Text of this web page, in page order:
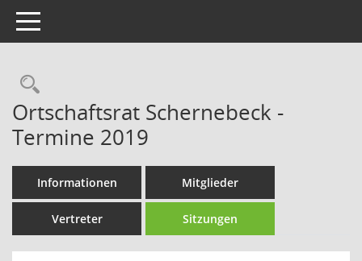
Toggle navigation
Rechercheauswahl
Ortschaftsrat Schernebeck -
Termine 2019
Informationen Mitglieder
Vertreter Sitzungen